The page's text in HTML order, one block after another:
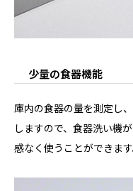
少量の食器機能
庫内の食器の量を測定し
しますので、食器洗い機
感なく使うことができます